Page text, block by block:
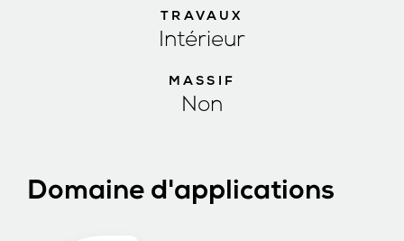
TRAVAUX
Intérieur
MASSIF
Non
Domaine d'applications